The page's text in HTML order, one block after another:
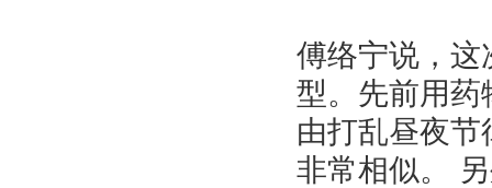
傅络宁说，这
型。先前用药
由打乱昼夜
非常相似。